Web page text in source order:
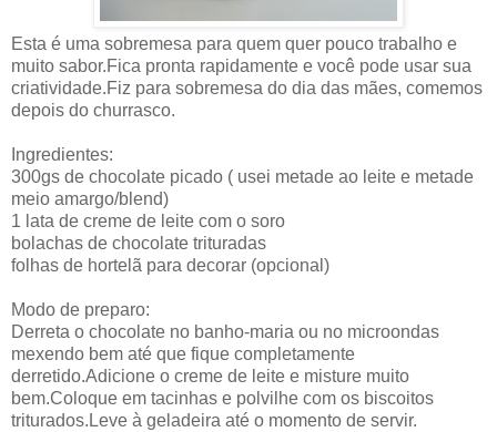
Esta é uma sobremesa para quem quer pouco trabalho e
muito sabor.Fica pronta rapidamente e você pode usar sua
criatividade.Fiz para sobremesa do dia das mães, comemos
depois do churrasco.
Ingredientes:
300gs de chocolate picado ( usei metade ao leite e metade
meio amargo/blend)
1 lata de creme de leite com o soro
bolachas de chocolate trituradas
folhas de hortelã para decorar (opcional)
Modo de preparo:
Derreta o chocolate no banho-maria ou no microondas
mexendo bem até que fique completamente
derretido.Adicione o creme de leite e misture muito
bem.Coloque em tacinhas e polvilhe com os biscoitos
triturados.Leve à geladeira até o momento de servir.